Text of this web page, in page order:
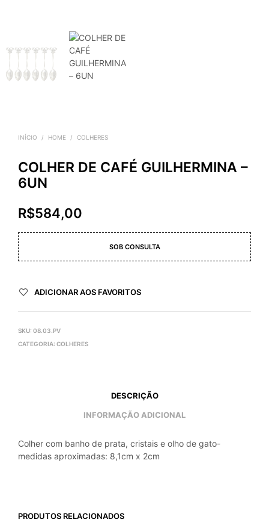
INÍCIO / HOME / COLHERES
COLHER DE CAFÉ GUILHERMINA –
6UN
R$584,00
SOB CONSULTA
ADICIONAR AOS FAVORITOS
SKU: 08.03.PV
CATEGORIA: COLHERES
DESCRIÇÃO
INFORMAÇÃO ADICIONAL
Colher com banho de prata, cristais e olho de gato-
medidas aproximadas: 8,1cm x 2cm
PRODUTOS RELACIONADOS